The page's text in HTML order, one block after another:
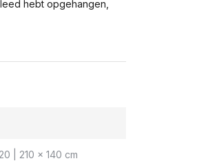
hebt opgehangen,
| 210 x 140 cm